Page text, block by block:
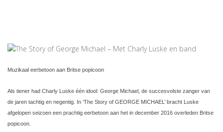
Muzikaal eerbetoon aan Britse popicoon
Als tiener had Charly Luske één idool: George Michael, de succesvolste zanger van
de jaren tachtig en negentig. In ‘The Story of GEORGE MICHAEL’ bracht Luske
afgelopen seizoen een prachtig eerbetoon aan het in december 2016 overleden Britse
popicoon.